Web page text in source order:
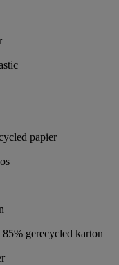
papier
gerecycled karton